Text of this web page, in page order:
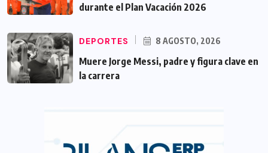
durante el Plan Vacación 2026
DEPORTES 8 AGOSTO, 2026
Muere Jorge Messi, padre y figura clave en
la carrera